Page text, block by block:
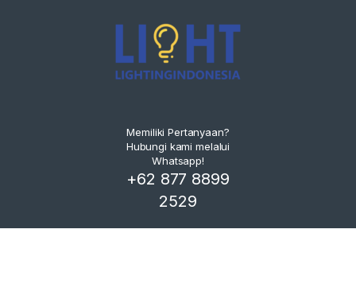
Memiliki Pertanyaan?
Hubungi kami melalui
Whatsapp!
+62 877 8899
2529